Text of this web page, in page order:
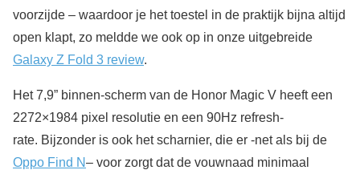
voorzijde – waardoor je het toestel in de praktijk bijna altijd
open klapt, zo meldde we ook op in onze uitgebreide
Galaxy Z Fold 3 review.
Het 7,9” binnen-scherm van de Honor Magic V heeft een
2272×1984 pixel resolutie en een 90Hz refresh-
rate. Bijzonder is ook het scharnier, die er -net als bij de
Oppo Find N– voor zorgt dat de vouwnaad minimaal